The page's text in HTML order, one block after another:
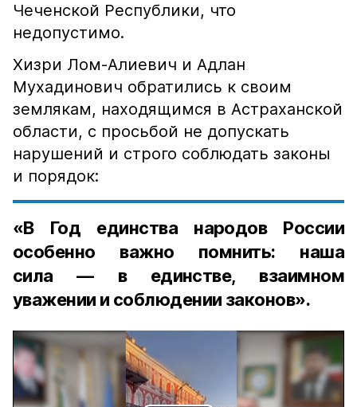
Чеченской Республики, что
недопустимо.
Хизри Лом-Алиевич и Адлан
Мухадинович обратились к своим
землякам, находящимся в Астраханской
области, с просьбой не допускать
нарушений и строго соблюдать законы
и порядок:
«В Год единства народов России
особенно важно помнить: наша
сила — в единстве, взаимном
уважении и соблюдении законов».